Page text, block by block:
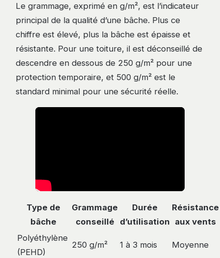
Le grammage, exprimé en g/m², est l’indicateur
principal de la qualité d’une bâche. Plus ce
chiffre est élevé, plus la bâche est épaisse et
résistante. Pour une toiture, il est déconseillé de
descendre en dessous de 250 g/m² pour une
protection temporaire, et 500 g/m² est le
standard minimal pour une sécurité réelle.
Type de
bâche
Grammage
conseillé
Durée
d’utilisation
Résistance
aux vents
Polyéthylène
(PEHD)
250 g/m² 1 à 3 mois Moyenne